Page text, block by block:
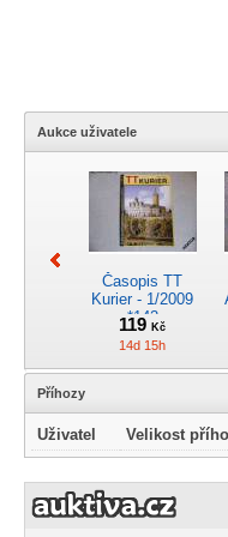
Aukce uživatele
Časopis TT
Kurier - 1/2009
*142
119Kč
14d 15h
Pohlednice
kreslená -
Československá
Příhozy
Uživatel Velikost